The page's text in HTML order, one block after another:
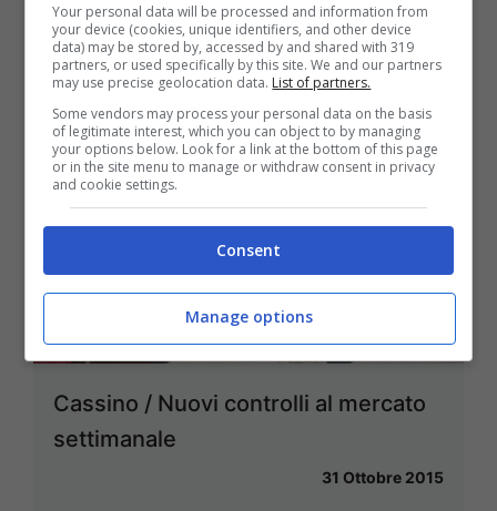
Cassino / Nuovi controlli al mercato
settimanale
31 Ottobre 2015
Your personal data will be processed and information from
your device (cookies, unique identifiers, and other device
data) may be stored by, accessed by and shared with 319
partners, or used specifically by this site. We and our partners
may use precise geolocation data. List of partners.
Some vendors may process your personal data on the basis
of legitimate interest, which you can object to by managing
your options below. Look for a link at the bottom of this page
or in the site menu to manage or withdraw consent in privacy
and cookie settings.
Consent
Manage options